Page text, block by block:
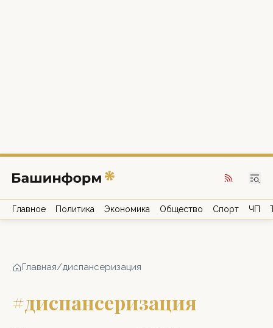
Главное Политика Экономика Общество Спорт ЧП
Главная/диспансеризация
#диспансеризация